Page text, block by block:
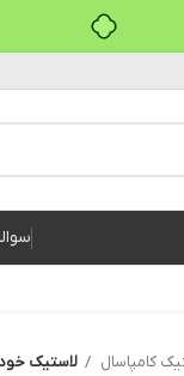
کامپاسال لاستیک خودرو مزدا 323 برند